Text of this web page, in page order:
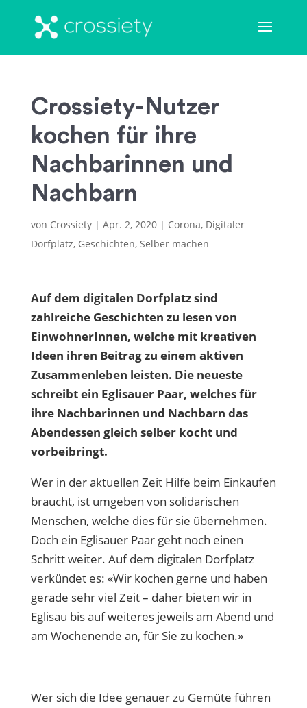
Crossiety-Nutzer
kochen für ihre
Nachbarinnen und
Nachbarn
von Crossiety| Apr. 2, 2020| Corona, Digitaler
Dorfplatz, Geschichten, Selber machen
Auf dem digitalen Dorfplatz sind
zahlreiche Geschichten zu lesen von
EinwohnerInnen, welche mit kreativen
Ideen ihren Beitrag zu einem aktiven
Zusammenleben leisten. Die neueste
schreibt ein Eglisauer Paar, welches für
ihre Nachbarinnen und Nachbarn das
Abendessen gleich selber kocht und
vorbeibringt.
Wer in der aktuellen Zeit Hilfe beim Einkaufen
braucht, ist umgeben von solidarischen
Menschen, welche dies für sie übernehmen.
Doch ein Eglisauer Paar geht noch einen
Schritt weiter. Auf dem digitalen Dorfplatz
verkündet es: «Wir kochen gerne und haben
gerade sehr viel Zeit – daher bieten wir in
Eglisau bis auf weiteres jeweils am Abend und
am Wochenende an, für Sie zu kochen.»
Wer sich die Idee genauer zu Gemüte führen